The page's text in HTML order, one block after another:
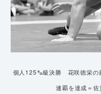
個人125㌔級決勝 花咲徳栄の
連覇を達成＝